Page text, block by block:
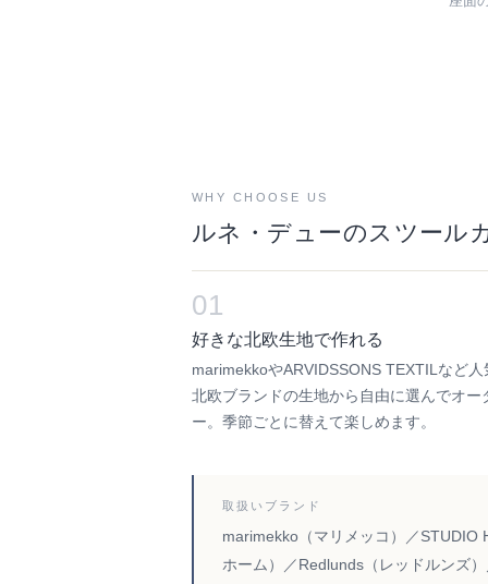
WHY CHOOSE US
ルネ・デューのスツール
01
好きな北欧生地で作れる
marimekkoやARVIDSSONS TEXTILなど人
北欧ブランドの生地から自由に選んでオー
ー。季節ごとに替えて楽しめます。
取扱いブランド
marimekko（マリメッコ）／STUDIO
ホーム）／Redlunds（レッドルンズ